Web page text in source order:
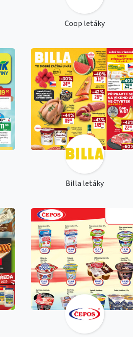
Coop letáky
Billa letáky